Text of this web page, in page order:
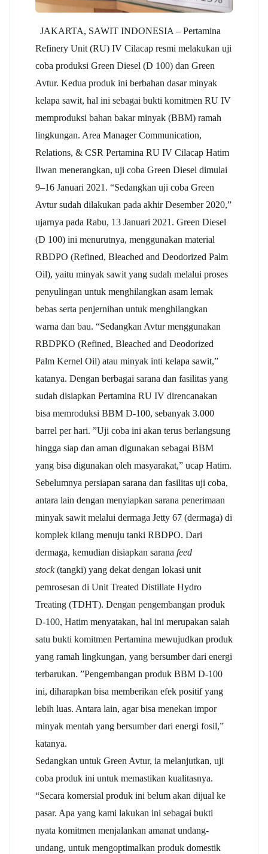
JAKARTA, SAWIT INDONESIA – Pertamina
Refinery Unit (RU) IV Cilacap resmi melakukan uji
coba produksi Green Diesel (D 100) dan Green
Avtur. Kedua produk ini berbahan dasar minyak
kelapa sawit, hal ini sebagai bukti komitmen RU IV
memproduksi bahan bakar minyak (BBM) ramah
lingkungan. Area Manager Communication,
Relations, & CSR Pertamina RU IV Cilacap Hatim
Ilwan menerangkan, uji coba Green Diesel dimulai
9–16 Januari 2021. “Sedangkan uji coba Green
Avtur sudah dilakukan pada akhir Desember 2020,”
ujarnya pada Rabu, 13 Januari 2021. Green Diesel
(D 100) ini menurutnya, menggunakan material
RBDPO (Refined, Bleached and Deodorized Palm
Oil), yaitu minyak sawit yang sudah melalui proses
penyulingan untuk menghilangkan asam lemak
bebas serta penjernihan untuk menghilangkan
warna dan bau. “Sedangkan Avtur menggunakan
RBDPKO (Refined, Bleached and Deodorized
Palm Kernel Oil) atau minyak inti kelapa sawit,”
katanya. Dengan berbagai sarana dan fasilitas yang
sudah disiapkan Pertamina RU IV direncanakan
bisa memroduksi BBM D-100, sebanyak 3.000
barrel per hari. ”Uji coba ini akan terus berlangsung
hingga siap dan aman digunakan sebagai BBM
yang bisa digunakan oleh masyarakat,” ucap Hatim.
Sebelumnya persiapan sarana dan fasilitas uji coba,
antara lain dengan menyiapkan sarana penerimaan
minyak sawit melalui dermaga Jetty 67 (dermaga) di
komplek kilang menuju tanki RBDPO. Dari
dermaga, kemudian disiapkan sarana feed
stock(tangki) yang dekat dengan lokasi unit
pemrosesan di Unit Treated Distillate Hydro
Treating (TDHT). Dengan pengembangan produk
D-100, Hatim menyatakan, hal ini merupakan salah
satu bukti komitmen Pertamina mewujudkan produk
yang ramah lingkungan, yang bersumber dari energi
terbarukan. ”Pengembangan produk BBM D-100
ini, diharapkan bisa memberikan efek positif yang
lebih luas. Antara lain, agar bisa menekan impor
minyak mentah yang bersumber dari energi fosil,”
katanya.
Sedangkan untuk Green Avtur, ia melanjutkan, uji
coba produk ini untuk memastikan kualitasnya.
“Secara komersial produk ini belum akan dijual ke
pasar. Apa yang kami lakukan ini sebagai bukti
nyata komitmen menjalankan amanat undang-
undang, untuk mengoptimalkan produk domestik